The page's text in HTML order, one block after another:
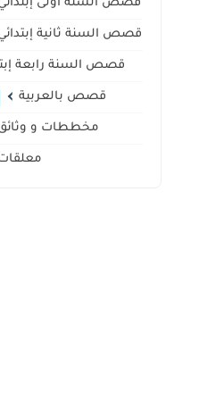
قصص السنة أولى
قصص السنة ثانية
قصص السنة رابعة
قصص بالعربية
مخططات و